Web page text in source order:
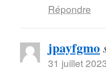
Répondre
jpayfgmo
31 juillet